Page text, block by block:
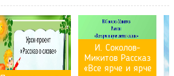
И. Соколов-
Микитов Рассказ
«Все ярче и ярче